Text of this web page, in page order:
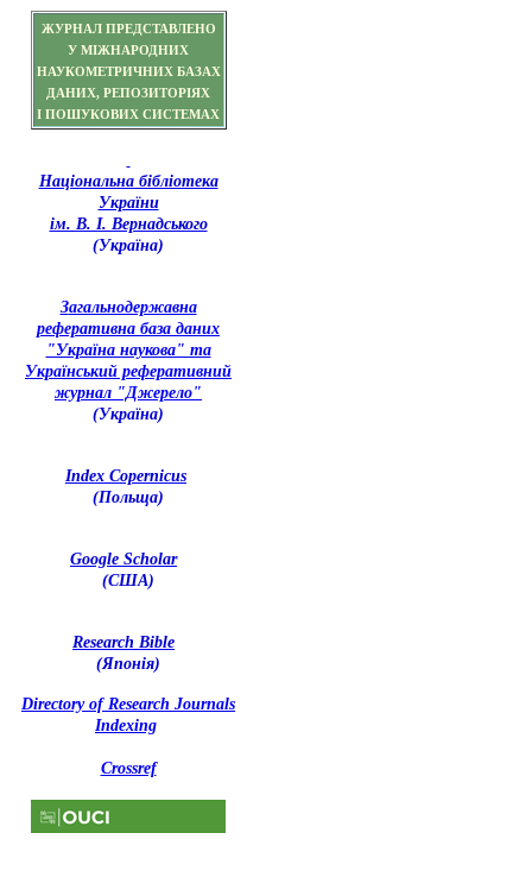
ЖУРНАЛ ПРЕДСТАВЛЕНО
У МІЖНАРОДНИХ
НАУКОМЕТРИЧНИХ БАЗАХ
ДАНИХ, РЕПОЗИТОРІЯХ
І ПОШУКОВИХ СИСТЕМАХ
Національна бібліотека
України
ім. В. І. Вернадського
(Україна)
Загальнодержавна
реферативна база даних
"Україна наукова" та
Український реферативний
журнал "Джерело"
(Україна)
Index Copernicus
(Польща)
Google Scholar
(США)
Research Bible
(Японія)
Directory of Research Journals
Indexing
Crossref